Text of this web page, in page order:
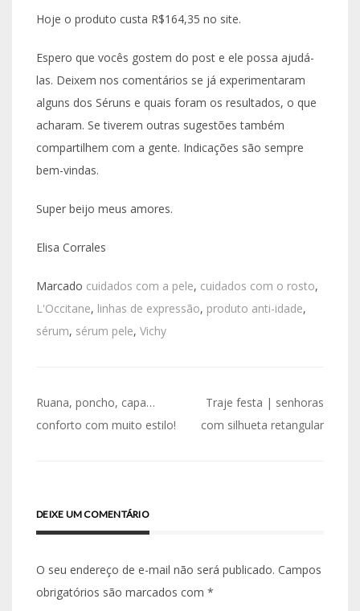
Hoje o produto custa R$164,35 no site.
Espero que vocês gostem do post e ele possa ajudá-
las. Deixem nos comentários se já experimentaram
alguns dos Séruns e quais foram os resultados, o que
acharam. Se tiverem outras sugestões também
compartilhem com a gente. Indicações são sempre
bem-vindas.
Super beijo meus amores.
Elisa Corrales
Marcado cuidados com a pele, cuidados com o rosto,
L'Occitane, linhas de expressão, produto anti-idade,
sérum, sérum pele, Vichy
Navegação
de
Ruana, poncho, capa…
conforto com muito estilo!
Traje festa | senhoras
com silhueta retangular
DEIXE UM COMENTÁRIO
O seu endereço de e-mail não será publicado. Campos
obrigatórios são marcados com *